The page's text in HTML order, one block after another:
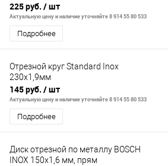
225 руб. / шт
Актуальную цену и наличие уточняйте 8 914 55 80 533
Подробнее
Отрезной круг Standard Inox
230x1,9мм
145 руб. / шт
Актуальную цену и наличие уточняйте 8 914 55 80 533
Подробнее
Диск отрезной по металлу BOSCH
INOX 150x1,6 мм, прям